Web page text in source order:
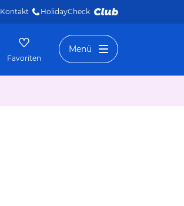
Kontakt HolidayCheck
Favoriten
Menü